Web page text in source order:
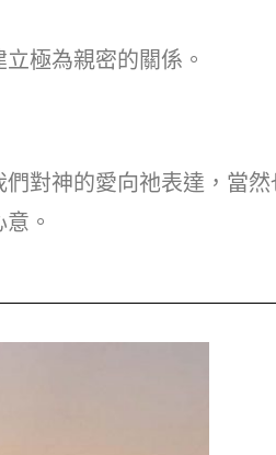
極為親密的關係。
對神的愛向祂表達，當然
。